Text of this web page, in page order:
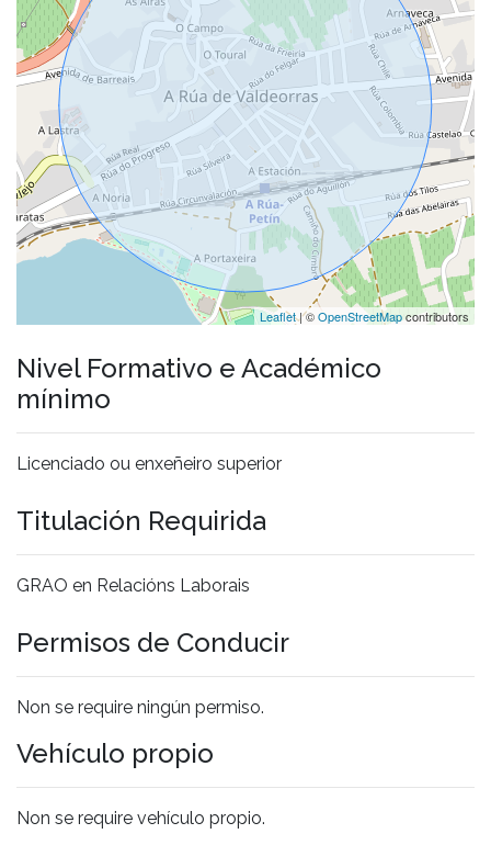
Leaflet| ©OpenStreetMapcontributors
Nivel Formativo e Académico
mínimo
Licenciado ou enxeñeiro superior
Titulación Requirida
GRAO en Relacións Laborais
Permisos de Conducir
Non se require ningún permiso.
Vehículo propio
Non se require vehículo propio.